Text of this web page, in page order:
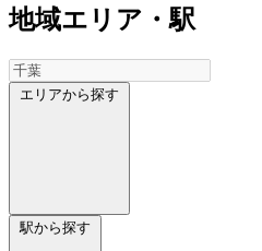
地域エリア・駅
エリアから探す
駅から探す